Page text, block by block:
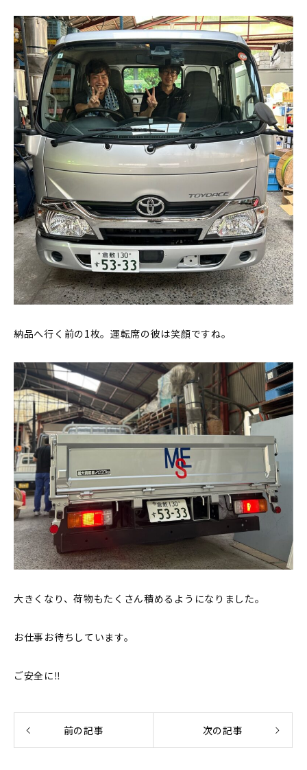
納品へ行く前の1枚。運転席の彼は笑顔ですね。
大きくなり、荷物もたくさん積めるようになりました。
お仕事お待ちしています。
ご安全に‼︎
前の記事 次の記事